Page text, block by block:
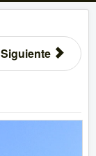
Siguiente